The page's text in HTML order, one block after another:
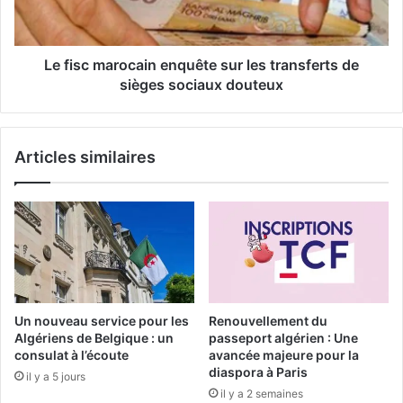
c
n
n
r
d
r
é
t
e
n
t
i
o
m
r
e
u
t
e
s
r
l
s
Le fisc marocain enquête sur les transferts de
sièges sociaux douteux
Articles similaires
Un nouveau service pour les
Algériens de Belgique : un
consulat à l’écoute
il y a 5 jours
Renouvellement du
passeport algérien : Une
avancée majeure pour la
diaspora à Paris
il y a 2 semaines